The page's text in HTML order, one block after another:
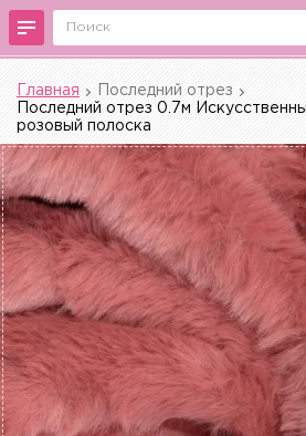
Главная
Последний отрез
Последний отрез 0.7м
розовый полоска